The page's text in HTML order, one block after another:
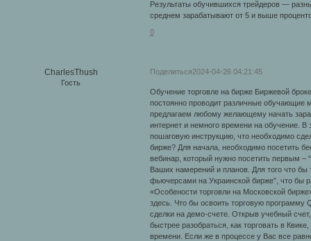
Результаты обучившихся трейдеров —
среднем зарабатывают от 5 и выше
0
Поделиться2024-04-26 04:21:45
CharlesThush
Гость
Обучение торговле на бирже Биржевой
постоянно проводит различные обучающие
предлагаем любому желающему начать
интернет и немного времени на обучение.
пошаговую инструкцию, что необходимо
бирже? Для начала, необходимо посетить
вебинар, который нужно посетить первым –
Ваших намерений и планов. Для того что бы
фьючерсами на Украинской бирже”, что бы
«Особености торговли на Московской
здесь. Что бы освоить торговую программу
сделки на демо-счете. Открыв учебный
быстрее разобраться, как торговать в
времени. Если же в процессе у Вас все